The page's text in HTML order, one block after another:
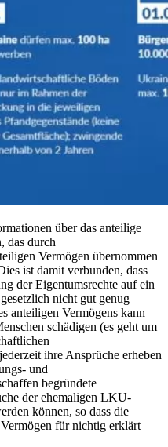
über das anteilige
das durch
Vermögen übernommen
ist damit verbunden, dass
der Eigentumsrechte auf ein
nicht gut genug
anteiligen Vermögens kann
schädigen (es geht um
ihre Ansprüche erheben
und
begründete
der ehemaligen LKU-
können, so dass die
für nichtig erklärt